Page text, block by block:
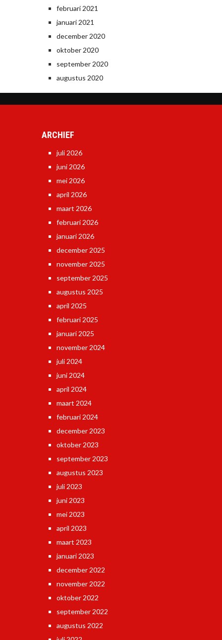
februari 2021
januari 2021
december 2020
oktober 2020
september 2020
augustus 2020
ARCHIEF
juli 2026
juni 2026
mei 2026
april 2026
maart 2026
februari 2026
januari 2026
december 2025
november 2025
september 2025
augustus 2025
april 2025
februari 2025
januari 2025
november 2024
juli 2024
juni 2024
april 2024
maart 2024
februari 2024
december 2023
oktober 2023
september 2023
augustus 2023
juli 2023
juni 2023
mei 2023
april 2023
maart 2023
januari 2023
december 2022
november 2022
oktober 2022
september 2022
augustus 2022